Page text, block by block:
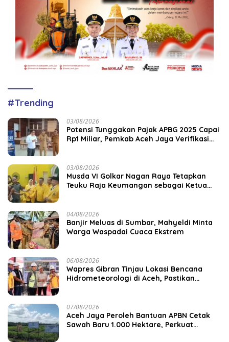
#Trending
03/08/2026
Potensi Tunggakan Pajak APBG 2025 Capai
Rp1 Miliar, Pemkab Aceh Jaya Verifikasi
03/08/2026
Musda VI Golkar Nagan Raya Tetapkan
Teuku Raja Keumangan sebagai Ketua
04/08/2026
Banjir Meluas di Sumbar, Mahyeldi Minta
Warga Waspadai Cuaca Ekstrem
06/08/2026
Wapres Gibran Tinjau Lokasi Bencana
Hidrometeorologi di Aceh, Pastikan
07/08/2026
Aceh Jaya Peroleh Bantuan APBN Cetak
Sawah Baru 1.000 Hektare, Perkuat